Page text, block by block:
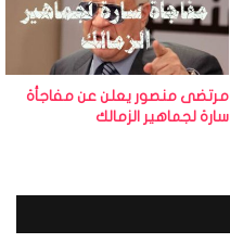
مرتضى منصور يعلن عن مفاجأة
سارة لجماهير الزمالك